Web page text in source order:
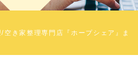
き家整理専門店『ホープシェア』ま